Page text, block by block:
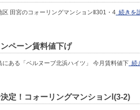
区 田宮のコォーリングマンションⅡ301・4 続きを
ペーン賃料値下げ
にある「ベルヌーブ北浜ハイツ」 今月賃料値下 続
定！コォーリングマンションⅠ(3-2)